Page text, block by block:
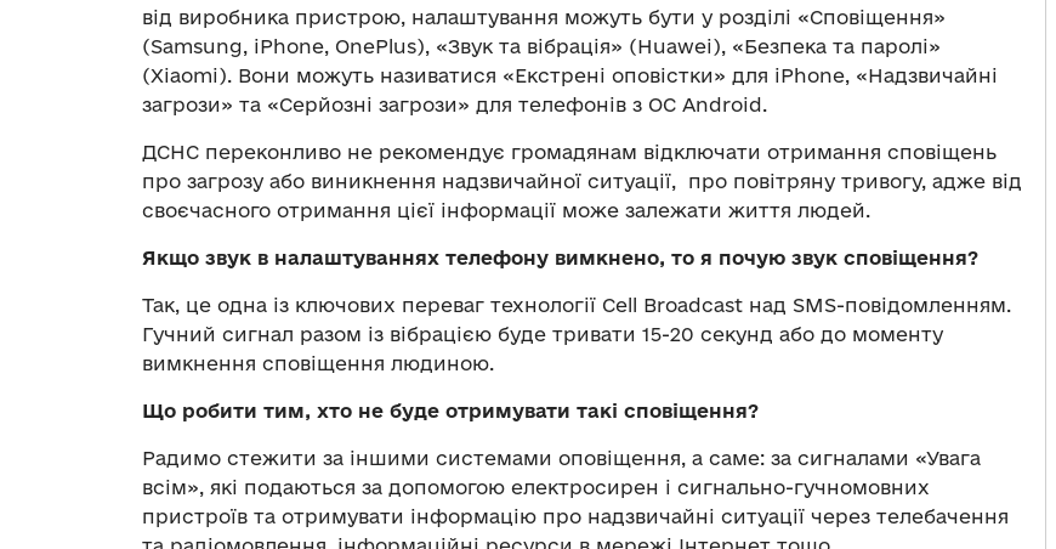
від виробника пристрою, налаштування можуть бути у розділі «Сповіщення»
(Samsung, iPhone, OnePlus), «Звук та вібрація» (Huawei), «Безпека та паролі»
(Xiaomi). Вони можуть називатися «Екстрені оповістки» для iPhone, «Надзвичайні
загрози» та «Серйозні загрози» для телефонів з ОС Android.
ДСНС переконливо не рекомендує громадянам відключати отримання сповіщень
про загрозу або виникнення надзвичайної ситуації, про повітряну тривогу, адже від
своєчасного отримання цієї інформації може залежати життя людей.
Якщо звук в налаштуваннях телефону вимкнено, то я почую звук сповіщення?
Так, це одна із ключових переваг технології Cell Broadcast над SMS-повідомленням.
Гучний сигнал разом із вібрацією буде тривати 15-20 секунд або до моменту
вимкнення сповіщення людиною.
Що робити тим, хто не буде отримувати такі сповіщення?
Радимо стежити за іншими системами оповіщення, а саме: за сигналами «Увага
всім», які подаються за допомогою електросирен і сигнально-гучномовних
пристроїв та отримувати інформацію про надзвичайні ситуації через телебачення